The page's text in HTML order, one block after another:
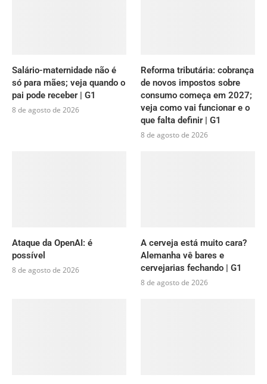
Salário-maternidade não é
só para mães; veja quando o
pai pode receber | G1
8 de agosto de 2026
Reforma tributária: cobrança
de novos impostos sobre
consumo começa em 2027;
veja como vai funcionar e o
que falta definir | G1
8 de agosto de 2026
Ataque da OpenAI: é
possível
8 de agosto de 2026
A cerveja está muito cara?
Alemanha vê bares e
cervejarias fechando | G1
8 de agosto de 2026